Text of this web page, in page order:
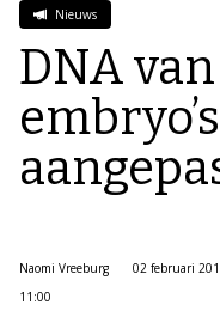
Nieuws
DNA
Naomi Vreeburg
02 februari
11:00